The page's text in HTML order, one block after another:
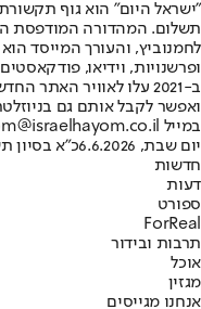
"ישראל היום" הוא גוף
ופרשנויות, וידיאו,
ב-2021 עלו לאוויר
ואפשר לקבל אותם גם
במייל hayom@israelhayom.co.il.
יום שבת, 6.6.2026
כ"א בסיון
חדשות
דעות
ספורט
ForReal
תרבות ובידור
אוכל
מגזין
אנחנו מגייסים